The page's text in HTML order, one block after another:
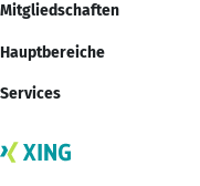
Mitgliedschaften
Hauptbereiche
Services